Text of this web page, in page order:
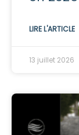
LIRE L'ARTICLE
13 juillet 2026